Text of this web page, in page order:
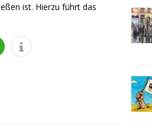
ist. Hierzu führt das